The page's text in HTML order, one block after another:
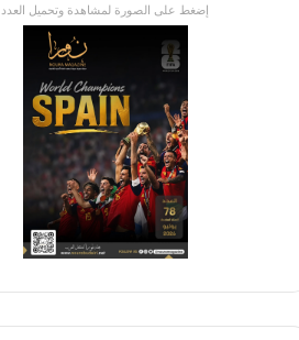
إضغط على الصورة لمشاهدة وتحميل العدد